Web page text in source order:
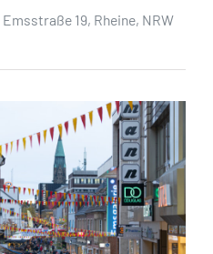
Emsstraße 19, Rheine, NRW